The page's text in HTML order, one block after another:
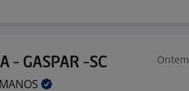
- GASPAR -SC Ontem